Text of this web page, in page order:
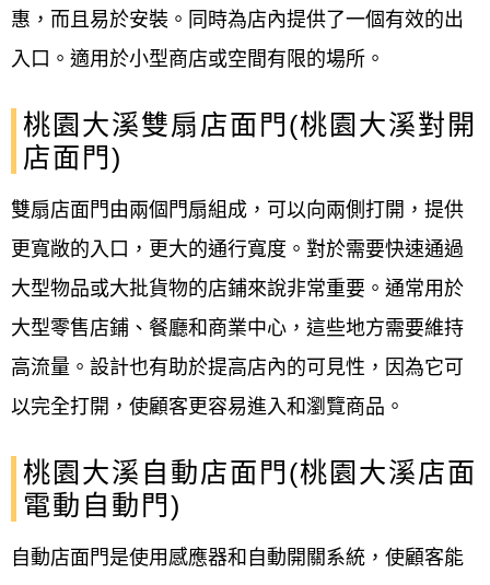
惠，而且易於安裝。同時為店內提供了一個有效的出
入口。適用於小型商店或空間有限的場所。
桃園大溪雙扇店面門(桃園大溪對開
店面門)
雙扇店面門由兩個門扇組成，可以向兩側打開，提供
更寬敞的入口，更大的通行寬度。對於需要快速通過
大型物品或大批貨物的店鋪來說非常重要。通常用於
大型零售店鋪、餐廳和商業中心，這些地方需要維持
高流量。設計也有助於提高店內的可見性，因為它可
以完全打開，使顧客更容易進入和瀏覽商品。
桃園大溪自動店面門(桃園大溪店面
電動自動門)
自動店面門是使用感應器和自動開關系統，使顧客能